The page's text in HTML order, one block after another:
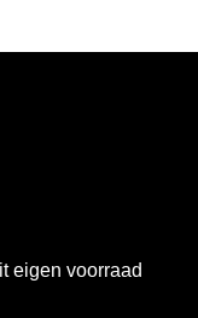
eigen voorraad